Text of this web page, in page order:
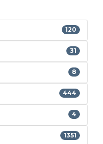
120
31
8
444
4
1351